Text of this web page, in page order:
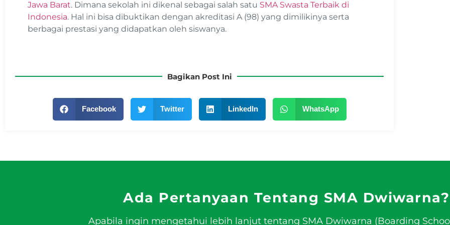
Jawa Barat. Dimana sekolah ini dikenal sebagai salah satu SMA Swasta Terbaik di
Indonesia. Hal ini bisa dibuktikan dengan akreditasi A (98) yang dimilikinya serta
berbagai prestasi yang didapatkan oleh siswanya.
Bagikan Post Ini
Facebook Twitter LinkedIn WhatsApp
Ada Pertanyaan Tentang SMA Dwiwarna?
Apabila ingin mengetahui lebih lanjut tentang SMA Dwiwarna (Boarding